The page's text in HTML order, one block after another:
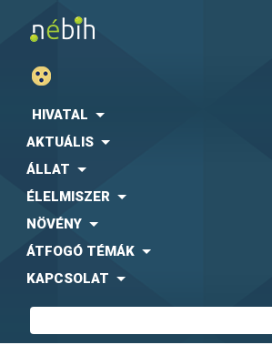
HIVATAL
AKTUÁLIS
ÁLLAT
ÉLELMISZER
NÖVÉNY
ÁTFOGÓ TÉMÁK
KAPCSOLAT